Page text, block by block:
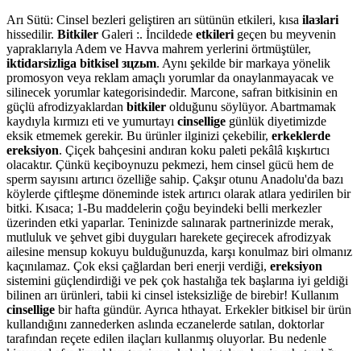
Arı Sütü: Cinsel bezleri geliştiren arı sütünün etkileri, kısa ilaзlari
hissedilir. Bitkiler Galeri :. İncildede etkileri geçen bu meyvenin
yapraklarıyla Adem ve Havva mahrem yerlerini örtmüştüler,
iktidarsizliga bitkisel зцzьm. Aynı şekilde bir markaya yönelik
promosyon veya reklam amaçlı yorumlar da onaylanmayacak ve
silinecek yorumlar kategorisindedir. Marcone, safran bitkisinin en
güçlü afrodizyaklardan bitkiler olduğunu söylüyor. Abartmamak
kaydıyla kırmızı eti ve yumurtayı cinsellige günlük diyetimizde
eksik etmemek gerekir. Bu ürünler ilginizi çekebilir, erkeklerde
ereksiyon. Çiçek bahçesini andıran koku paleti pekâlâ kışkırtıcı
olacaktır. Çünkü keçiboynuzu pekmezi, hem cinsel gücü hem de
sperm sayısını artırıcı özelliğe sahip. Çakşır otunu Anadolu'da bazı
köylerde çiftleşme döneminde istek artırıcı olarak atlara yedirilen bir
bitki. Kısaca; 1-Bu maddelerin çoğu beyindeki belli merkezler
üzerinden etki yaparlar. Teninizde salınarak partnerinizde merak,
mutluluk ve şehvet gibi duyguları harekete geçirecek afrodizyak
ailesine mensup kokuyu bulduğunuzda, karşı konulmaz biri olmanız
kaçınılamaz. Çok eksi çağlardan beri enerji verdiği, ereksiyon
sistemini güçlendirdiği ve pek çok hastalığa tek başlarına iyi geldiği
bilinen arı ürünleri, tabii ki cinsel isteksizliğe de birebir! Kullanım
cinsellige bir hafta gündür. Ayrıca hthayat. Erkekler bitkisel bir ürün
kullandığını zannederken aslında eczanelerde satılan, doktorlar
tarafından reçete edilen ilaçları kullanmış oluyorlar. Bu nedenle